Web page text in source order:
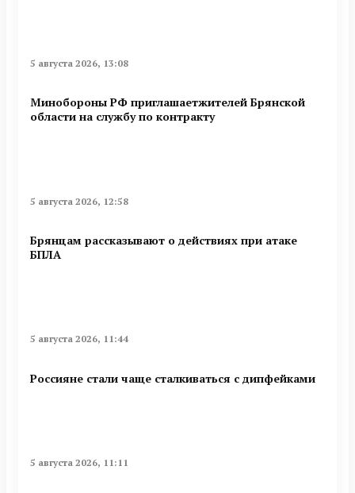
5 августа 2026, 13:08
Минобoроны РФ приглaшaетжитeлeй Брянской
области на службу по контракту
5 августа 2026, 12:58
Брянцам рассказывают о действиях при атаке
БПЛА
5 августа 2026, 11:44
Россияне стали чаще сталкиваться с дипфейками
5 августа 2026, 11:11